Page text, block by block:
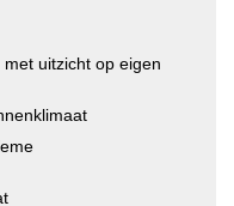
uitzicht op eigen